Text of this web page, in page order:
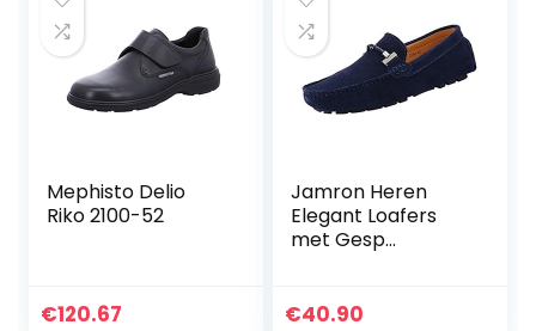
Mephisto Delio
Riko 2100-52
€120.67
Jamron Heren
Elegant Loafers
met Gesp
Mocassin Slippers
€40.90